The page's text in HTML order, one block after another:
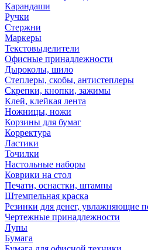
Карандаши
Ручки
Стержни
Маркеры
Текстовыделители
Офисные принадлежности
Дыроколы, шило
Степлеры, скобы, антистеплеры
Скрепки, кнопки, зажимы
Клей, клейкая лента
Ножницы, ножи
Корзины для бумаг
Корректура
Ластики
Точилки
Настольные наборы
Коврики на стол
Печати, оснастки, штампы
Штемпельная краска
Резинки для денег, увлажняющие
Чертежные принадлежности
Лупы
Бумага